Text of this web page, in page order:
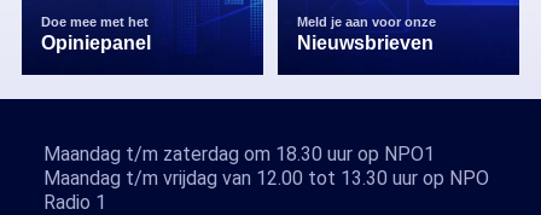
Doe mee met het
Opiniepanel
Meld je aan voor onze
Nieuwsbrieven
Maandag t/m zaterdag om 18.30 uur op NPO1
Maandag t/m vrijdag van 12.00 tot 13.30 uur op NPO
Radio 1